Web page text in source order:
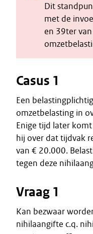
Dit
met de
en 39ter
Casus 1
Een
omzetbelasting in
Enige tijd later
hij over dat tijdvak
van € 20.000.
tegen deze
Vraag 1
Kan bezwaar
nihilaangifte c.q.